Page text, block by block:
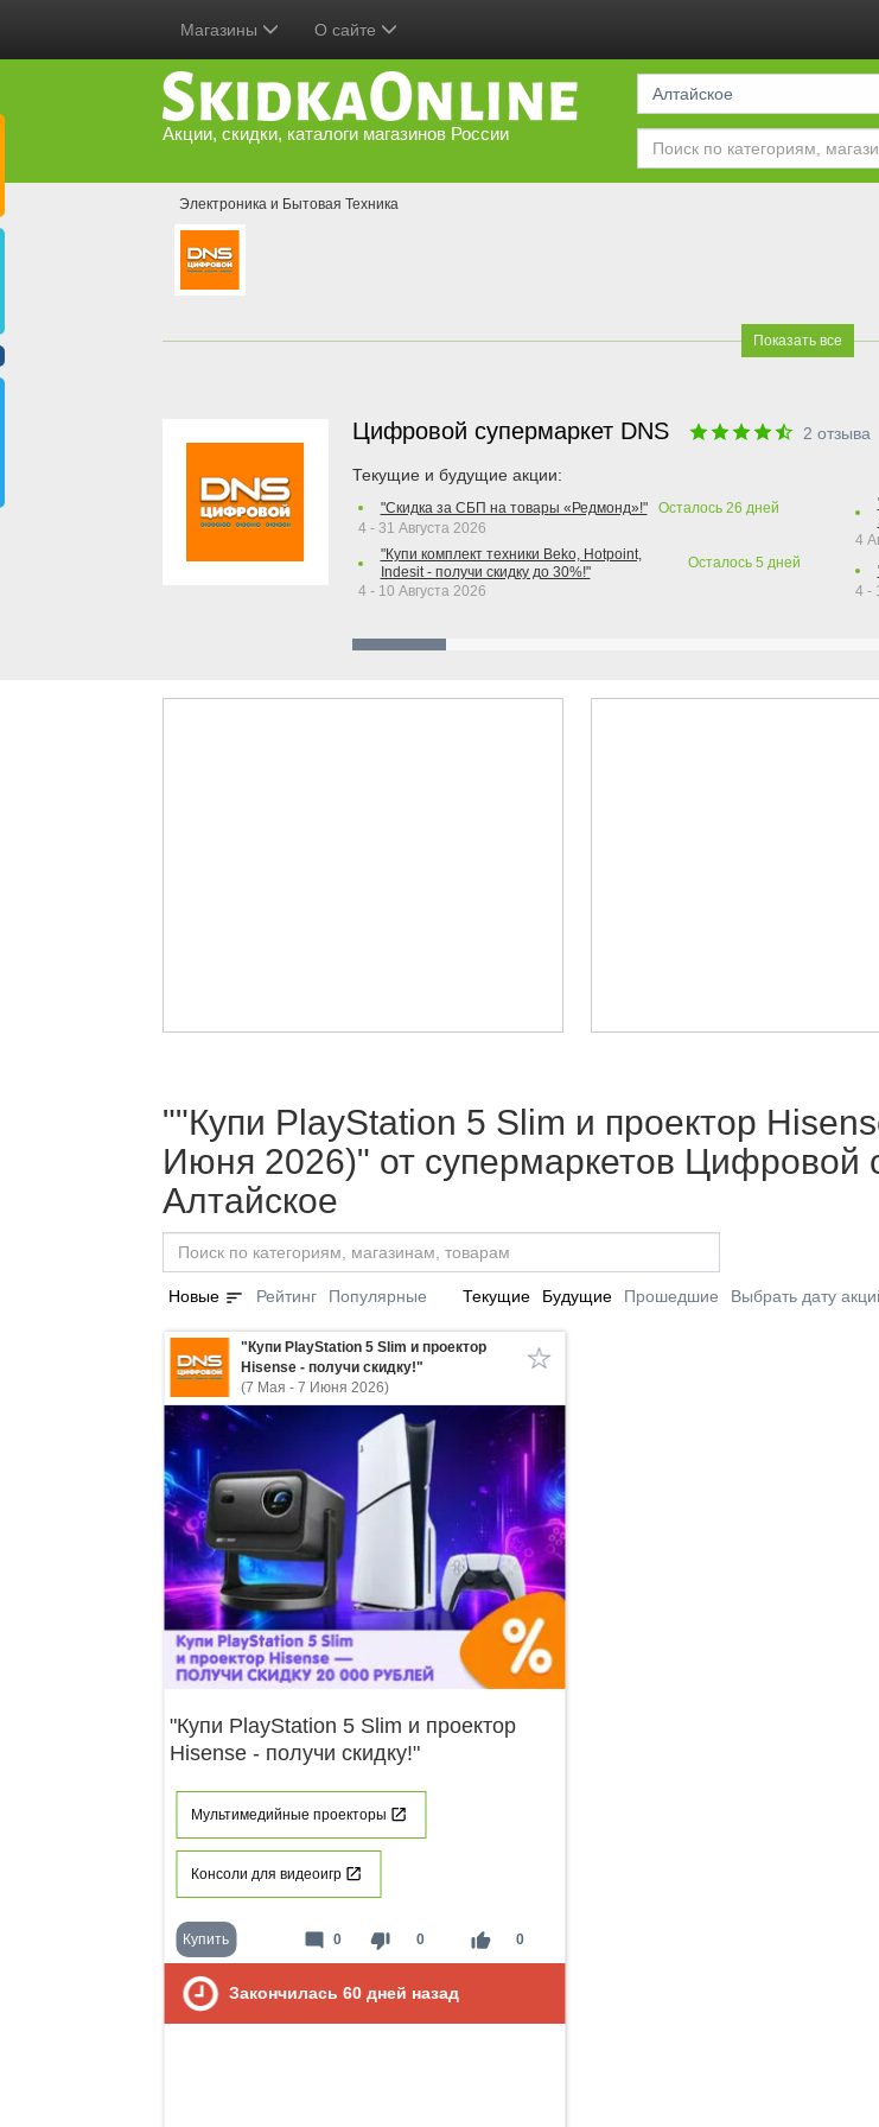
Магазины О сайте
Акции, скидки, каталоги магазинов России
Алтайское
Электроника и Бытовая Техника
Показать все
Цифровой супермаркет DNS 2 отзыва
Текущие и будущие акции:
"Скидка за СБП на товары «Редмонд»!" Осталось 26 дней
4 - 31 Августа 2026
"Купи комплект техники Beko, Hotpoint,
Indesit - получи скидку до 30%!"
Осталось 5 дней
4 - 10 Августа 2026
4
4 -
""Купи PlayStation 5 Slim и проектор
Июня 2026)" от супермаркетов Цифровой
Алтайское
Новые sort Рейтинг Популярные Текущие Будущие Прошедшие Выбрать дату
"Купи PlayStation 5 Slim и проектор
Hisense - получи скидку!"
(7 Мая - 7 Июня 2026)
"Купи PlayStation 5 Slim и проектор
Hisense - получи скидку!"
Мультимедийные проекторы
Консоли для видеоигр
Купить thumb_down 0 thumb_up 0
mode_comment 0
Закончилась 60 дней назад